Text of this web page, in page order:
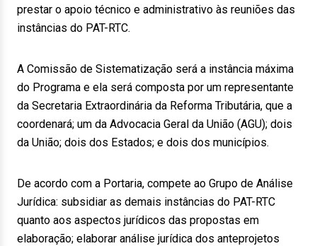
prestar o apoio técnico e administrativo às reuniões das
instâncias do PAT-RTC.
A Comissão de Sistematização será a instância máxima
do Programa e ela será composta por um representante
da Secretaria Extraordinária da Reforma Tributária, que a
coordenará; um da Advocacia Geral da União (AGU); dois
da União; dois dos Estados; e dois dos municípios.
De acordo com a Portaria, compete ao Grupo de Análise
Jurídica: subsidiar as demais instâncias do PAT-RTC
quanto aos aspectos jurídicos das propostas em
elaboração; elaborar análise jurídica dos anteprojetos